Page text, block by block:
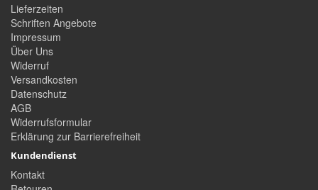
Lieferzeiten
Schriften Angebote
Impressum
Über Uns
Widerruf
Versandkosten
Datenschutz
AGB
Widerrufsformular
Erklärung zur Barrierefreiheit
Kundendienst
Kontakt